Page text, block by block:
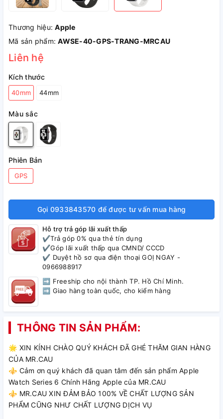
Thương hiệu:Apple
Mã sản phẩm:AWSE-40-GPS-TRANG-MRCAU
Liên hệ
Kích thước
40mm 44mm
Màu sắc
Phiên Bản
GPS
Gọi 0933843570 để được tư vấn mua hàng
Hỗ trợ trả góp lãi xuất thấp
✔️Trả góp 0% qua thẻ tín dụng
✔️Góp lãi xuất thấp qua CMND/ CCCD
✔️ Duyệt hồ sơ qua điện thoại GOỊ NGAY -
0966988917
➡ Freeship cho nội thành TP. Hồ Chí Minh.
➡ Giao hàng toàn quốc, cho kiểm hàng
THÔNG TIN SẢN PHẨM:
🌟 XIN KÍNH CHÀO QUÝ KHÁCH ĐÃ GHÉ THĂM GIAN HÀNG
CỦA MR.CAU
⚜️ Cảm ơn quý khách đã quan tâm đến sản phẩm Apple
Watch Series 6 Chính Hãng Apple của MR.CAU
⚜️ MR.CAU XIN ĐẢM BẢO 100% VỀ CHẤT LƯỢNG SẢN
PHẨM CŨNG NHƯ CHẤT LƯỢNG DỊCH VỤ